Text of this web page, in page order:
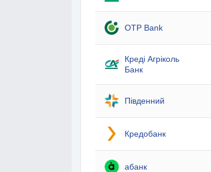
OTP Bank
Креді Агріколь
Банк
Південний
Кредобанк
абанк